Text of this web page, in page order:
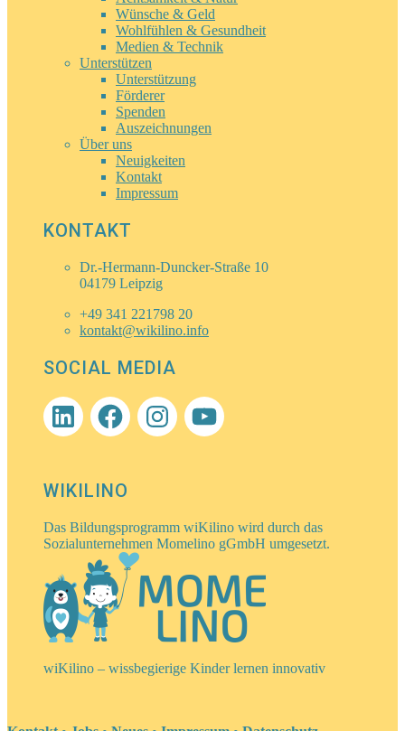
Wünsche & Geld
Wohlfühlen & Gesundheit
Medien & Technik
Unterstützen
Unterstützung
Förderer
Spenden
Auszeichnungen
Über uns
Neuigkeiten
Kontakt
Impressum
KONTAKT
Dr.-Hermann-Duncker-Straße 10
04179 Leipzig
+49 341 221798 20
kontakt@wikilino.info
SOCIAL MEDIA
LinkedInFacebookInstagramYouTube
WIKILINO
Das Bildungsprogramm wiKilino wird durch das
Sozialunternehmen Momelino gGmbH umgesetzt.
wiKilino – wissbegierige Kinder lernen innovativ